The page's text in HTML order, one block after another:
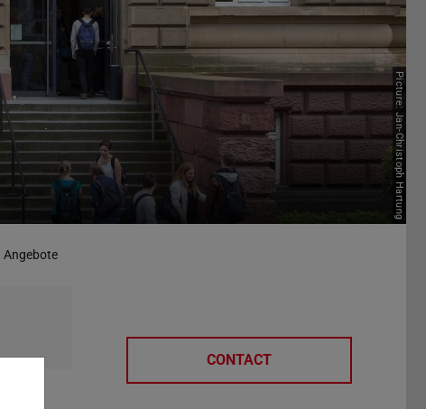
Picture: Jan-Christoph Hartung
Angebote
CONTACT